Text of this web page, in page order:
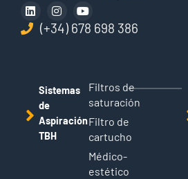
(+34) 678 698 386
Sistemas
de
Aspiración
TBH
Filtros de
saturación
Filtro de
cartucho
Médico-
estético